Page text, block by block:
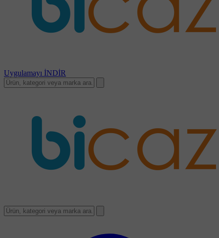
Uygulamayı İNDİR